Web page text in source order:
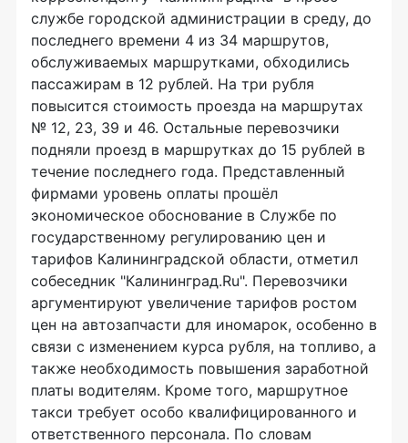
службе городской администрации в среду, до
последнего времени 4 из 34 маршрутов,
обслуживаемых маршрутками, обходились
пассажирам в 12 рублей. На три рубля
повысится стоимость проезда на маршрутах
№ 12, 23, 39 и 46. Остальные перевозчики
подняли проезд в маршрутках до 15 рублей в
течение последнего года. Представленный
фирмами уровень оплаты прошёл
экономическое обоснование в Службе по
государственному регулированию цен и
тарифов Калининградской области, отметил
собеседник "Калининград.Ru". Перевозчики
аргументируют увеличение тарифов ростом
цен на автозапчасти для иномарок, особенно в
связи с изменением курса рубля, на топливо, а
также необходимость повышения заработной
платы водителям. Кроме того, маршрутное
такси требует особо квалифицированного и
ответственного персонала. По словам